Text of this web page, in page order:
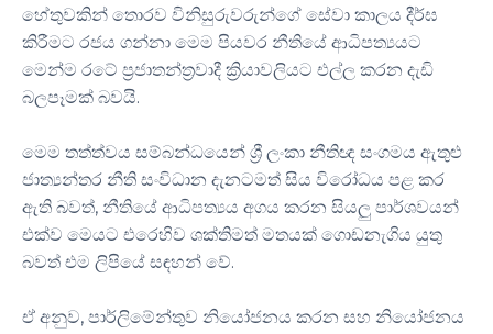
හේතුවකින් තොරව විනිසුරුවරුන්ගේ සේවා කාලය දීර්ඝ
කිරීමට රජය ගන්නා මෙම පියවර නීතියේ ආධිපත්‍යයට
මෙන්ම රටේ ප්‍රජාතන්ත්‍රවාදී ක්‍රියාවලියට එල්ල කරන දැඩි
බලපෑමක් බවයි.
මෙම තත්ත්වය සම්බන්ධයෙන් ශ්‍රී ලංකා නීතිඥ සංගමය ඇතුළු
ජාත්‍යන්තර නීති සංවිධාන දැනටමත් සිය විරෝධය පළ කර
ඇති බවත්, නීතියේ ආධිපත්‍යය අගය කරන සියලු පාර්ශවයන්
එක්ව මෙයට එරෙහිව ශක්තිමත් මතයක් ගොඩනැගිය යුතු
බවත් එම ලිපියේ සඳහන් වේ.
ඒ අනුව, පාර්ලිමේන්තුව නියෝජනය කරන සහ නියෝජනය